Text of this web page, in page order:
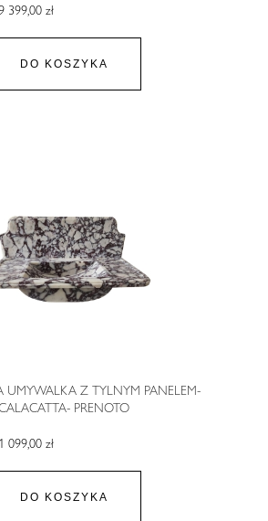
399,00 zł
DO KOSZYKA
UMYWALKA Z TYLNYM PANELEM-
PRENOTO
099,00 zł
DO KOSZYKA